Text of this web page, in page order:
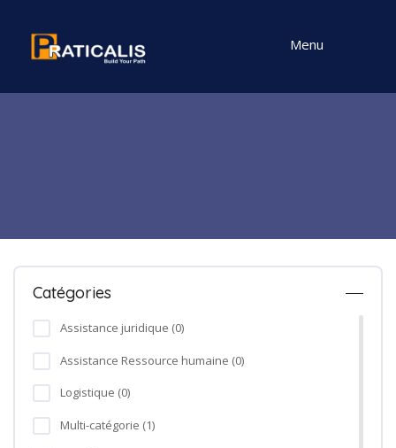
Menu
Catégories
Assistance juridique (0)
Assistance Ressource humaine (0)
Logistique (0)
Multi-catégorie (1)